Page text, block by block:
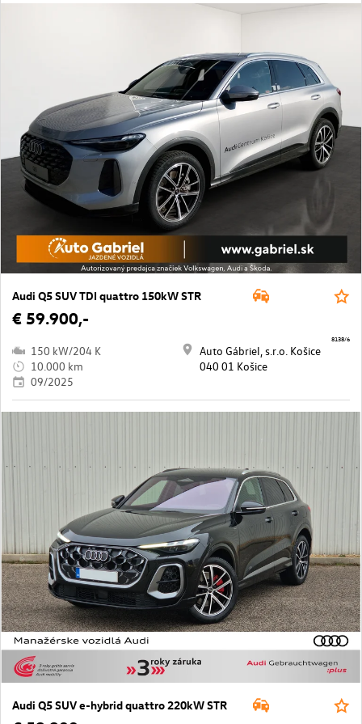
Audi Q5 SUV TDI quattro 150kW STR
€ 59.900,-
150 kW/204 K
10.000 km
09/2025
Auto Gábriel, s.r.o. Košice
040 01 Košice
8138/6
Audi Q5 SUV e-hybrid quattro 220kW STR